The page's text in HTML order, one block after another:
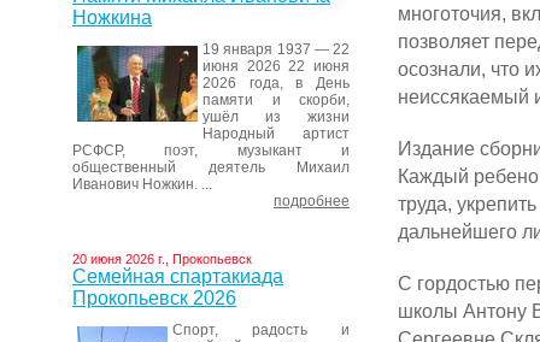
Ножкина
19 января 1937 — 22
июня 2026 22 июня
2026 года, в День
памяти и скорби,
ушёл из жизни
Народный артист
РСФСР, поэт, музыкант и
общественный деятель Михаил
Иванович Ножкин. ...
подробнее
20 июня 2026 г., Прокопьевск
Семейная спартакиада
Прокопьевск 2026
Спорт, радость и
многоточия,
позволяет
осознали, что
неиссякаемый
Издание
Каждый
труда,
дальнейшего
С гордостью
школы Антону